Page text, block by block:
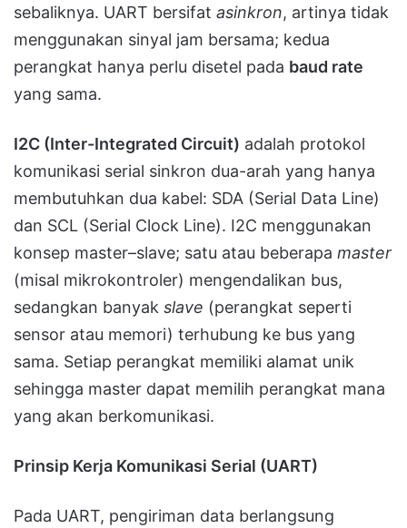
sebaliknya. UART bersifat asinkron, artinya tidak
menggunakan sinyal jam bersama; kedua
perangkat hanya perlu disetel pada baud rate
yang sama.
I2C (Inter-Integrated Circuit) adalah protokol
komunikasi serial sinkron dua-arah yang hanya
membutuhkan dua kabel: SDA (Serial Data Line)
dan SCL (Serial Clock Line). I2C menggunakan
konsep master–slave; satu atau beberapa master
(misal mikrokontroler) mengendalikan bus,
sedangkan banyak slave (perangkat seperti
sensor atau memori) terhubung ke bus yang
sama. Setiap perangkat memiliki alamat unik
sehingga master dapat memilih perangkat mana
yang akan berkomunikasi.
Prinsip Kerja Komunikasi Serial (UART)
Pada UART, pengiriman data berlangsung